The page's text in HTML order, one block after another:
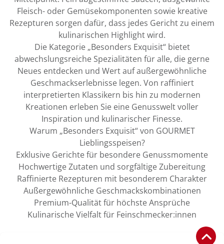
Fleisch- oder Gemüsekomponenten sowie kreative
Rezepturen sorgen dafür, dass jedes Gericht zu einem
kulinarischen Highlight wird.
Die Kategorie „Besonders Exquisit“ bietet
abwechslungsreiche Spezialitäten für alle, die gerne
Neues entdecken und Wert auf außergewöhnliche
Geschmackserlebnisse legen. Von raffiniert
interpretierten Klassikern bis hin zu modernen
Kreationen erleben Sie eine Genusswelt voller
Inspiration und kulinarischer Finesse.
Warum „Besonders Exquisit“ von GOURMET
Lieblingsspeisen?
Exklusive Gerichte für besondere Genussmomente
Hochwertige Zutaten und sorgfältige Zubereitung
Raffinierte Rezepturen mit besonderem Charakter
Außergewöhnliche Geschmackskombinationen
Premium-Qualität für höchste Ansprüche
Kulinarische Vielfalt für Feinschmecker:innen